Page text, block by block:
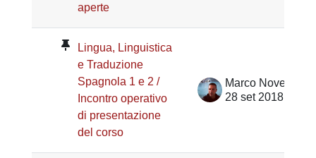
aperte
Lingua, Linguistica
e Traduzione
Spagnola 1 e 2 /
Incontro operativo
di presentazione
del corso
Marco Noventa
28 set 2018